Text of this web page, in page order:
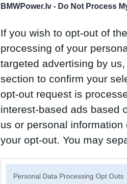
BMWPower.lv - Do Not Process
If you wish to opt-out of
processing of your
targeted advertising by
section to confirm your
opt-out request is
interest-based ads based
us or personal
your opt-out. You may
Personal Data Processing Opt Outs